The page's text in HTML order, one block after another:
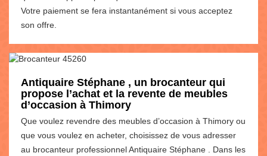
Votre paiement se fera instantanément si vous acceptez
son offre.
Antiquaire Stéphane , un brocanteur qui
propose l’achat et la revente de meubles
d’occasion à Thimory
Que voulez revendre des meubles d’occasion à Thimory ou
que vous voulez en acheter, choisissez de vous adresser
au brocanteur professionnel Antiquaire Stéphane . Dans les